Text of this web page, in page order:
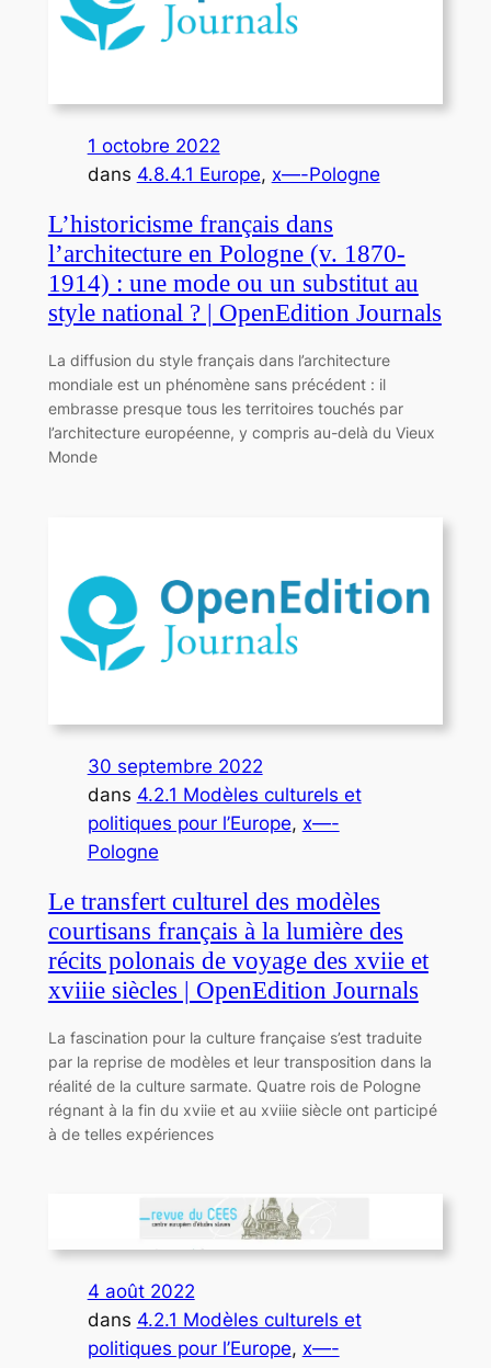
1 octobre 2022
dans 4.8.4.1 Europe, x—-Pologne
L’historicisme français dans
l’architecture en Pologne (v. 1870-
1914) : une mode ou un substitut au
style national ? | OpenEdition Journals
La diffusion du style français dans l’architecture
mondiale est un phénomène sans précédent : il
embrasse presque tous les territoires touchés par
l’architecture européenne, y compris au-delà du Vieux
Monde
30 septembre 2022
dans 4.2.1 Modèles culturels et
politiques pour l’Europe, x—-
Pologne
Le transfert culturel des modèles
courtisans français à la lumière des
récits polonais de voyage des xviie et
xviiie siècles | OpenEdition Journals
La fascination pour la culture française s’est traduite
par la reprise de modèles et leur transposition dans la
réalité de la culture sarmate. Quatre rois de Pologne
régnant à la fin du xviie et au xviiie siècle ont participé
à de telles expériences
4 août 2022
dans 4.2.1 Modèles culturels et
politiques pour l’Europe, x—-